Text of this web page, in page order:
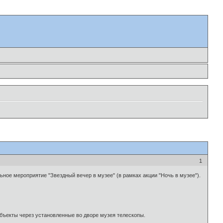
1
мероприятие "Звездный вечер в музее" (в рамках акции "Ночь в музее").
через установленные во дворе музея телескопы.